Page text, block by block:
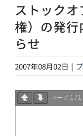
ストック
権）の発
らせ
2007年08月02日 |
ページ 1 / 1